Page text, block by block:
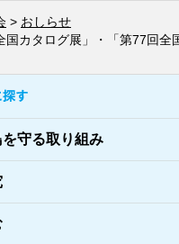
おしらせ
国カタログ展」・「第77回
守る取り組み